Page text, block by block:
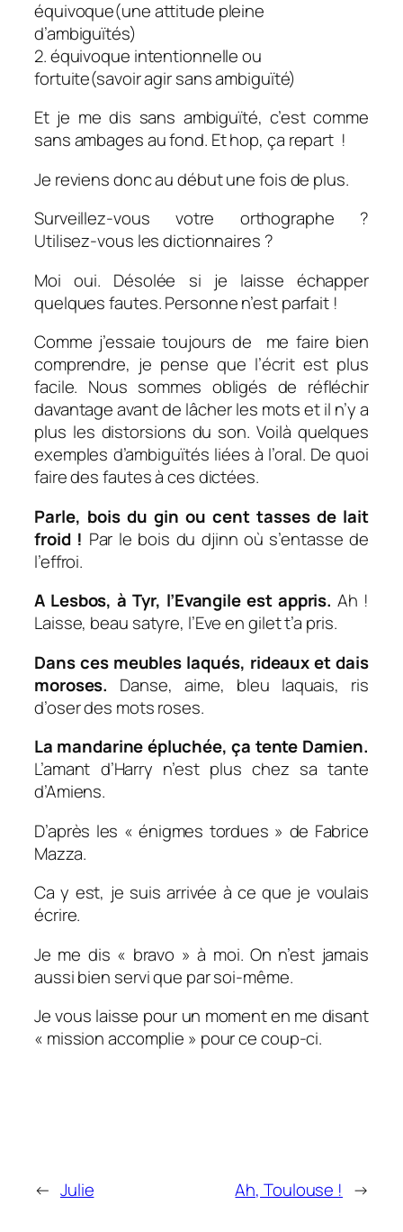
équivoque(une attitude pleine
d’ambiguïtés)
2. équivoque intentionnelle ou
fortuite(savoir agir sans ambiguïté)
Et je me dis sans ambiguïté, c’est comme
sans ambages au fond. Et hop, ça repart !
Je reviens donc au début une fois de plus.
Surveillez-vous votre orthographe ?
Utilisez-vous les dictionnaires ?
Moi oui. Désolée si je laisse échapper
quelques fautes. Personne n’est parfait !
Comme j’essaie toujours de me faire bien
comprendre, je pense que l’écrit est plus
facile. Nous sommes obligés de réfléchir
davantage avant de lâcher les mots et il n’y a
plus les distorsions du son. Voilà quelques
exemples d’ambiguïtés liées à l’oral. De quoi
faire des fautes à ces dictées.
Parle, bois du gin ou cent tasses de lait
froid ! Par le bois du djinn où s’entasse de
l’effroi.
A Lesbos, à Tyr, l’Evangile est appris.Ah !
Laisse, beau satyre, l’Eve en gilet t’a pris.
Dans ces meubles laqués, rideaux et dais
moroses. Danse, aime, bleu laquais, ris
d’oser des mots roses.
La mandarine épluchée, ça tente Damien.
L’amant d’Harry n’est plus chez sa tante
d’Amiens.
D’après les « énigmes tordues » de Fabrice
Mazza.
Ca y est, je suis arrivée à ce que je voulais
écrire.
Je me dis « bravo » à moi. On n’est jamais
aussi bien servi que par soi-même.
Je vous laisse pour un moment en me disant
« mission accomplie » pour ce coup-ci.
← Julie Ah, Toulouse ! →